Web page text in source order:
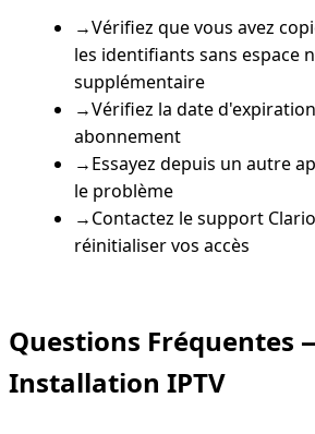
→Vérifiez que vous avez
les identifiants sans espace
supplémentaire
→Vérifiez la date
abonnement
→Essayez depuis un autre
le problème
→Contactez le support
réinitialiser vos accès
Questions Fréquentes
Installation IPTV